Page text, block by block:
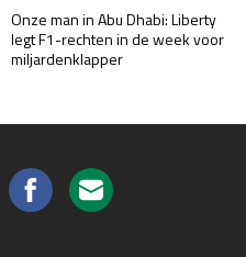
Onze man in Abu Dhabi: Liberty
legt F1-rechten in de week voor
miljardenklapper